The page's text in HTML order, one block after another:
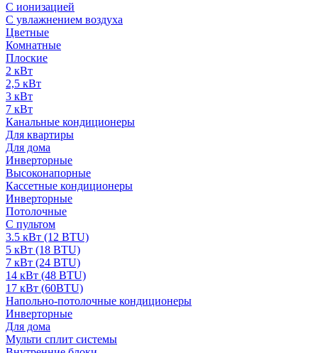
С ионизацией
С увлажнением воздуха
Цветные
Комнатные
Плоские
2 кВт
2,5 кВт
3 кВт
7 кВт
Канальные кондиционеры
Для квартиры
Для дома
Инверторные
Высоконапорные
Кассетные кондиционеры
Инверторные
Потолочные
С пультом
3.5 кВт (12 BTU)
5 кВт (18 BTU)
7 кВт (24 BTU)
14 кВт (48 BTU)
17 кВт (60BTU)
Напольно-потолочные кондиционеры
Инверторные
Для дома
Мульти сплит системы